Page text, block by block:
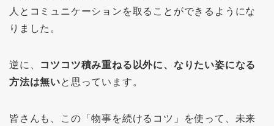
人とコミュニケーションを取ることができるようにな
りました。
逆に、 コツコツ積み重ねる以外に、なりたい姿になる
方法は無いと思っています。
皆さんも、この「物事を続けるコツ」を使って、未来